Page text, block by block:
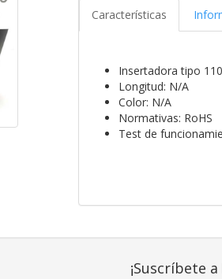
Características
Insertadora tipo
Longitud: N/A
Color: N/A
Normativas: RoHS
Test de
¡Suscríbete